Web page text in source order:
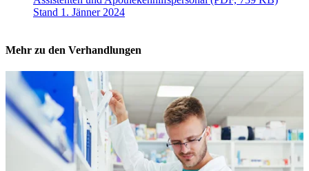
Stand 1. Jänner 2024
Mehr zu den Verhandlungen